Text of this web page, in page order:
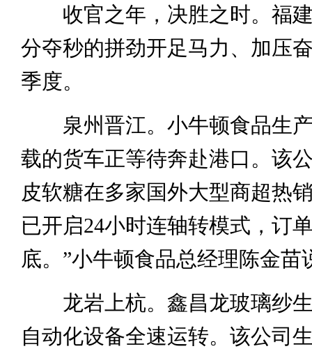
收官之年，决胜之时。福建
分夺秒的拼劲开足马力、加压
季度。
泉州晋江。小牛顿食品生产
载的货车正等待奔赴港口。该
皮软糖在多家国外大型商超热
已开启24小时连轴转模式，订
底。”小牛顿食品总经理陈金苗
龙岩上杭。鑫昌龙玻璃纱生
自动化设备全速运转。该公司